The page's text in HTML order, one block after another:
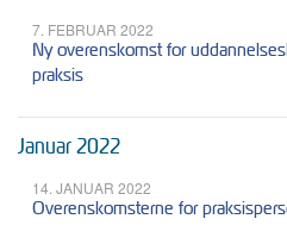
7. FEBRUAR 2022
Ny overenskomst for
praksis
Januar 2022
14. JANUAR 2022
Overenskomsterne for